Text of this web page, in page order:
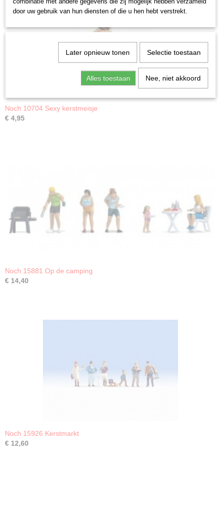
Noch 10704 Sexy kerstmeisje
€ 4,95
Noch 15881 Op de camping
€ 14,40
Noch 15926 Kerstmarkt
€ 12,60
door uw gebruik van hun diensten of die u hen hebt verstrekt.
Later opnieuw tonen Selectie toestaan
Alles toestaan Nee, niet akkoord